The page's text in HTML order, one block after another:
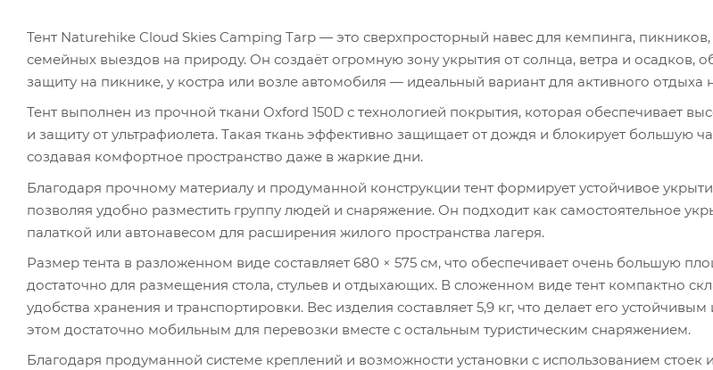
Тент Naturehike Cloud Skies Camping Tarp — это сверхпросторный навес для кемпинга,
семейных выездов на природу. Он создаёт огромную зону укрытия от солнца, ветра и осадков,
защиту на пикнике, у костра или возле автомобиля — идеальный вариант для активного отдыха
Тент выполнен из прочной ткани Oxford 150D с технологией покрытия, которая обеспечивает
и защиту от ультрафиолета. Такая ткань эффективно защищает от дождя и блокирует большую
создавая комфортное пространство даже в жаркие дни.
Благодаря прочному материалу и продуманной конструкции тент формирует устойчивое
позволяя удобно разместить группу людей и снаряжение. Он подходит как самостоятельное
палаткой или автонавесом для расширения жилого пространства лагеря.
Размер тента в разложенном виде составляет 680 × 575 см, что обеспечивает очень большую
достаточно для размещения стола, стульев и отдыхающих. В сложенном виде тент компактно
удобства хранения и транспортировки. Вес изделия составляет 5,9 кг, что делает его
этом достаточно мобильным для перевозки вместе с остальным туристическим снаряжением.
Благодаря продуманной системе креплений и возможности установки с использованием стоек